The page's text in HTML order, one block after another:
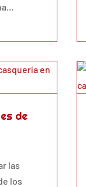
de
las
los